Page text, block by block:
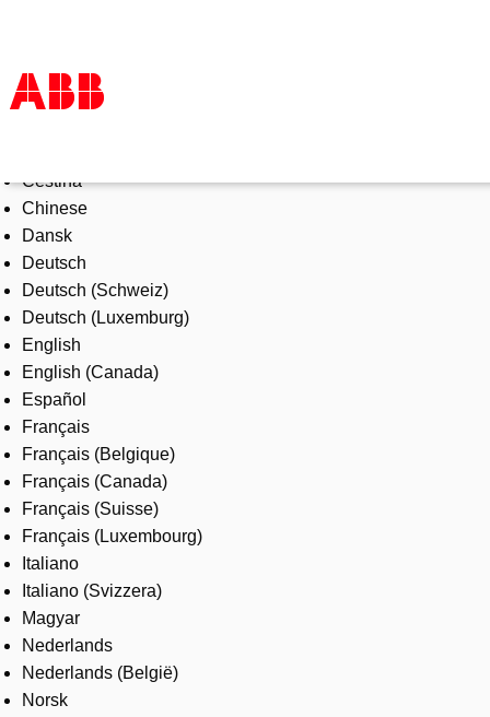
Products & Solutions
Industries
Services
About us
Where to buy
Contact us
Careers
Čeština
Chinese
Dansk
Deutsch
Deutsch (Schweiz)
Deutsch (Luxemburg)
English
English (Canada)
Español
Français
Français (Belgique)
Français (Canada)
Français (Suisse)
Français (Luxembourg)
Italiano
Italiano (Svizzera)
Magyar
Nederlands
Nederlands (België)
Norsk